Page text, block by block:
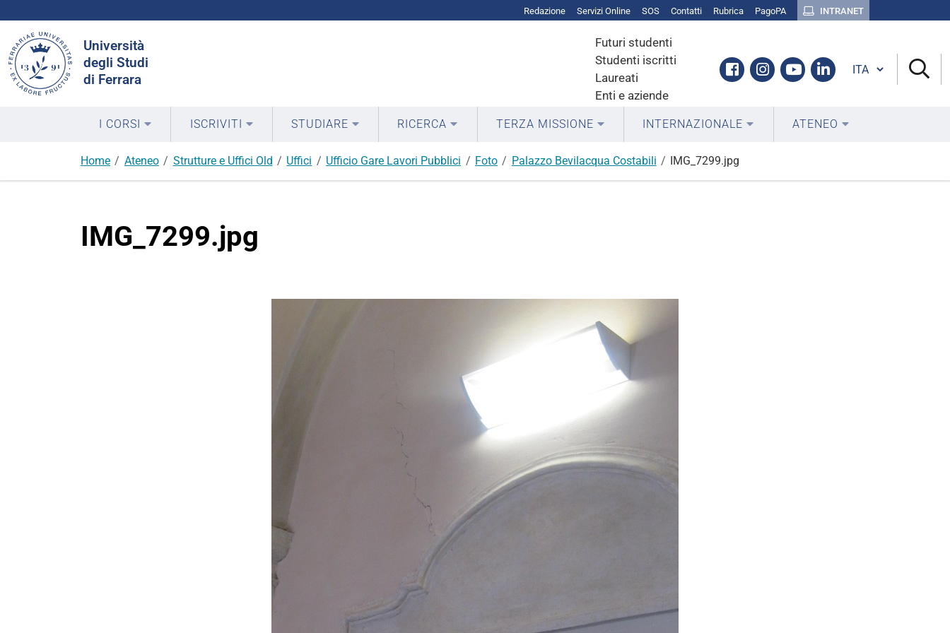
Redazione Servizi Online SOS Contatti Rubrica PagoPA INTRANET
Università
degli Studi
di Ferrara
Futuri studenti
Studenti iscritti
Laureati
Enti e aziende
Facebook
Instagram
YoutubeLinkedin
nel
sito
Cambia lingua
I CORSI ISCRIVITI STUDIARE RICERCA TERZA MISSIONE INTERNAZIONALE ATENEO
Home Ateneo Strutture e Uffici Old Uffici Ufficio Gare Lavori Pubblici Foto Palazzo Bevilacqua Costabili IMG_7299.jpg
IMG_7299.jpg